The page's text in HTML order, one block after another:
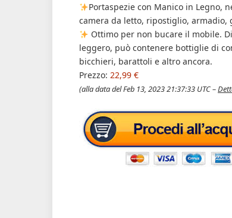
Portaspezie con Manico in Legno,
camera da letto, ripostiglio, armadio,
Ottimo per non bucare il mobile.
leggero, può contenere bottiglie di
bicchieri, barattoli e altro ancora.
Prezzo: 22,99 €
(alla data del Feb 13, 2023 21:37:33 UTC –